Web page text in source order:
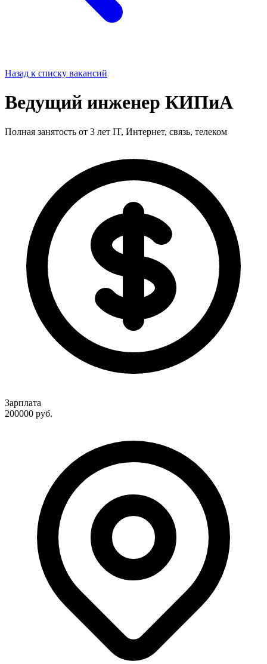
Назад к списку вакансий
Ведущий инженер КИПиА
Полная занятость от 3 лет IT, Интернет, связь, телеком
Зарплата
200000 руб.